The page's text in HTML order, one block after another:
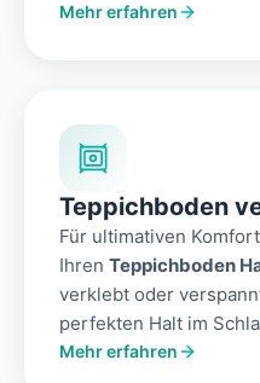
Mehr erfahren
Teppichboden
Für ultimativen
Ihren Teppichboden
verklebt oder
perfekten Halt im
Mehr erfahren